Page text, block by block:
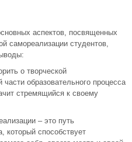
аспектов, посвященных
самореализации студентов,
о творческой
образовательного процесса
стремящийся к своему
– это путь
который способствует